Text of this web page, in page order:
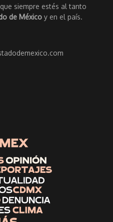
siempre estés al tanto
de México y en el país.